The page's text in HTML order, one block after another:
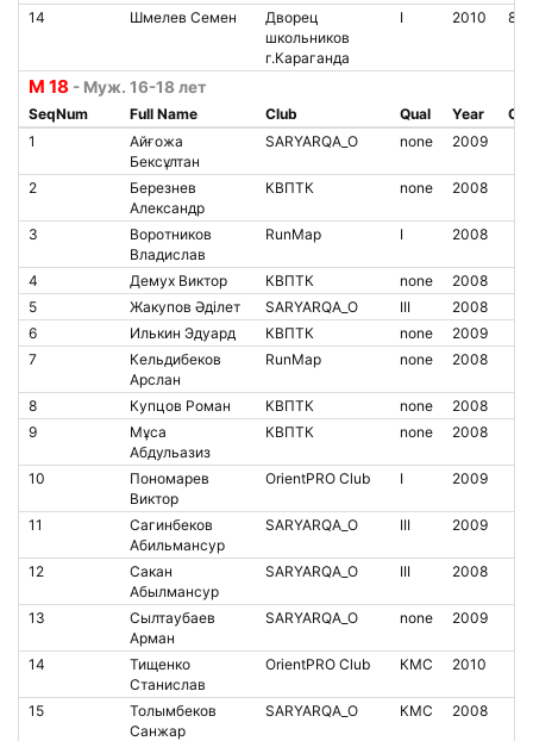
14 Шмелев Семен
Дворец
школьников
г.Караганда
I 2010
М 18 - Муж. 16-18 лет
SeqNum Full Name Club Qual Year
1
Айғожа
Бексұлтан
SARYARQA_O none 2009
2
Березнев
Александр
КВПТК none 2008
3
Воротников
Владислав
RunMap I 2008
4 Демух Виктор КВПТК none
2008
5
Жакупов Әділет SARYARQA_O III
2008
6
Илькин Эдуард КВПТК none
2009
7
Кельдибеков
Арслан
RunMap none 2008
8 Купцов Роман КВПТК none
2008
9
Мұса
Абдульазиз
КВПТК none 2008
10
Пономарев
Виктор
OrientPRO Club I 2009
11
Сагинбеков
Абильмансур
SARYARQA_O III 2009
12
Сакан
Абылмансур
SARYARQA_O III 2008
13
Сылтаубаев
Арман
SARYARQA_O none 2009
14
Тищенко
Станислав
OrientPRO Club КМС 2010
15
Толымбеков
Санжар
SARYARQA_O КМС 2008